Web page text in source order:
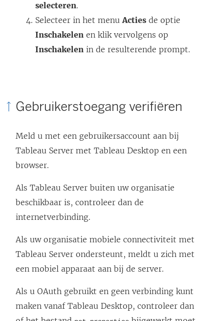
selecteren.
Selecteer in het menuActies de optie
Inschakelen en klik vervolgens op
Inschakelen in de resulterende prompt.
Gebruikerstoegang verifiëren
Meld u met een gebruikersaccount aan bij
Tableau Server met Tableau Desktop en een
browser.
Als Tableau Server buiten uw organisatie
beschikbaar is, controleer dan de
internetverbinding.
Als uw organisatie mobiele connectiviteit met
Tableau Server ondersteunt, meldt u zich met
een mobiel apparaat aan bij de server.
Als u OAuth gebruikt en geen verbinding kunt
maken vanaf Tableau Desktop, controleer dan